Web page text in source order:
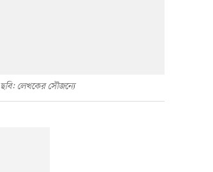
ছবি: লেখকের সৌজন্যে